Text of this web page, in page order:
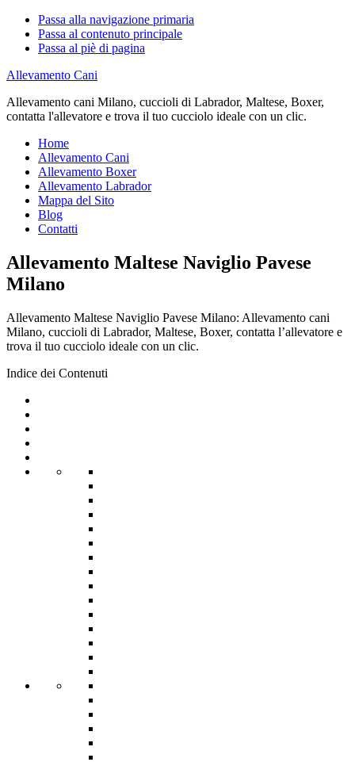
Passa alla navigazione primaria
Passa al contenuto principale
Passa al piè di pagina
Allevamento Cani
Allevamento cani Milano, cuccioli di Labrador, Maltese, Boxer,
contatta l'allevatore e trova il tuo cucciolo ideale con un clic.
Home
Allevamento Cani
Allevamento Boxer
Allevamento Labrador
Mappa del Sito
Blog
Contatti
Allevamento Maltese Naviglio Pavese
Milano
Allevamento Maltese Naviglio Pavese Milano: Allevamento cani
Milano, cuccioli di Labrador, Maltese, Boxer, contatta l’allevatore e
trova il tuo cucciolo ideale con un clic.
Indice dei Contenuti